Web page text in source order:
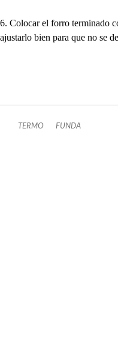
6. Colocar el forro terminado
ajustarlo bien para que no se
TERMO FUNDA